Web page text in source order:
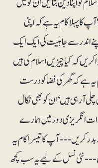
کا پہلا کام یہ ہے کہ اپنی
اندر سے جاہلیت کی ایک ایک
کہ کیا چیزیں اسلام کی ہیں
ہے کہ گھر کی فضا کو درست
آرہی ہیں‘ ان کو بھی نکال
انگریزی دور میں ہمارے
کریں --- آپ کا تیسرا کام یہ
--- نئی نسل کے لیے یہ سب کچھ